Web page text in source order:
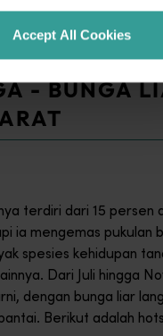
Accept All Cookies
menakjubkan,
TEMPAT
- BUNGA
terdiri dari 15 persen
ia mengemas pukulan
spesies kehidupan
Dari Juli hingga
dengan bunga liar
Berikut adalah